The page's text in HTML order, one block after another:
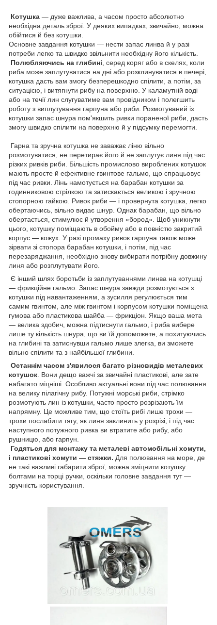
Котушка — дуже важлива, а часом просто абсолютно
необхідна деталь зброї. У деяких випадках, звичайно, можна
обійтися й без котушки.
Основне завдання котушки — нести запас линва й у разі
потреби легко та швидко звільнити необхідну його кількість.
Полюбляючись на глибині , серед коряг або в скелях, коли
риба може заплутуватися на дні або розклинуватися в печері,
котушка дасть вам змогу безперешкодно спілити, а потім, за
ситуацією, і витягнути рибу на поверхню. У каламутній воді
або на течії лин слугуватиме вам провідником і полегшить
роботу з виплутування гарпуна або риби. Розмотуваний із
котушки запас шнура пом'якшить ривки пораненої риби, дасть
змогу швидко спілити на поверхню й у підсумку перемогти.
Гарна та зручна котушка не заважає ліню вільно
розмотуватися, не перетирає його й не заплутує линя під час
різких ривків риби. Більшість промислово вироблених котушок
мають просте й ефективне гвинтове гальмо, що спрацьовує
під час ривки. Лінь намотується на барабан котушки за
годинниковою стрілкою та затискається великою і зручною
стопорною гайкою. Ривок риби — і провернута котушка, легко
обертаючись, вільно видає шнур. Однак барабан, що вільно
обертається, стимулює й утворення «бород». Щоб уникнути
цього, котушку поміщають в обойму або в повністю закритий
корпус — кожух. У разі промаху ривок гарпуна також може
зірвати зі стопора барабан котушки, і потім, під час
перезаряджання, необхідно знову вибирати потрібну довжину
линя або розплутувати його.
Є інший шлях боротьби із заплутуваннями линва на котушці
— фрикційне гальмо. Запас шнура завжди розмотується з
котушки під навантаженням, а зусилля регулюється тим
самим гвинтом, але між гвинтом і корпусом котушки поміщена
гумова або пластикова шайба — фрикціон. Якщо ваша мета
— велика здобич, можна підтиснути гальмо, і риба вибере
лише ту кількість шнура, що ви їй допоможете, а похитуючись
на глибині та затиснувши гальмо лише злегка, ви зможете
вільно спілити та з найбільшої глибини.
Останнім часом з'явилося багато різновидів металевих
котушок . Вони дещо важчі за звичайні пластикові, але зате
набагато міцніші. Особливо актуальні вони під час полювання
на велику пілагічну рибу. Потужні морські риби, стрімко
розмотують лин із котушки, часто просто розрізають їм
напрямну. Це можливе тим, що стоїть рибі лише трохи —
трохи послабити тягу, як линя заклинить у розрізі, і під час
наступного потужного ривка ви втратите або рибу, або
рушницю, або гарпун.
Годяться для монтажу та металеві автомобільні хомути,
і пластикові хомути — стяжки. Для полювання на море, де
не такі важливі габарити зброї, можна зміцнити котушку
болтами на торці ручки, оскільки головне завдання тут —
зручність користування.